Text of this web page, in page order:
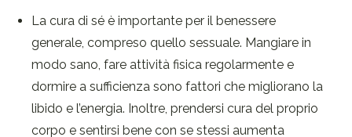
La cura di sé è importante per il benessere
generale, compreso quello sessuale. Mangiare in
modo sano, fare attività fisica regolarmente e
dormire a sufficienza sono fattori che migliorano la
libido e l’energia. Inoltre, prendersi cura del proprio
corpo e sentirsi bene con se stessi aumenta